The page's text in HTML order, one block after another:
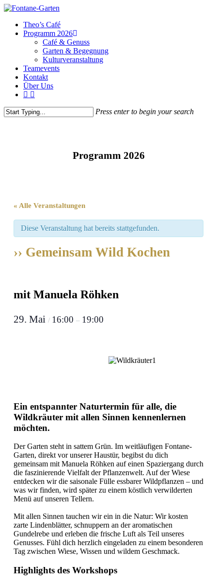
Theo’s Café
Programm 2026
Café & Genuss
Garten & Begegnung
Kulturveranstaltung
Teamevents
Kontakt
Über Uns
Press enter to begin your search
Programm 2026
« Alle Veranstaltungen
Diese Veranstaltung hat bereits stattgefunden.
›› Gemeinsam Wild Kochen
mit Manuela Röhken
29. Mai / 16:00 – 19:00
Ein entspannter Naturtermin für alle, die
Wildkräuter mit allen Sinnen kennenlernen
möchten.
Der Garten steht in sattem Grün. Im weitläufigen Fontane-
Garten, direkt vor unserer Haustür, begibst du dich
gemeinsam mit Manuela Röhken auf einen Spaziergang durch
die faszinierende Vielfalt der Pflanzenwelt. Auf der Wiese
entdecken wir die saisonale Fülle essbarer Wildpflanzen – und
was wir finden, wird später zu einem köstlich verwilderten
Menü auf unseren Tellern.
Mit allen Sinnen tauchen wir ein in die Natur: Wir kosten
zarte Lindenblätter, schnuppern an der aromatischen
Gundelrebe und erleben die frische Luft als Teil unseres
Genusses. Fühl dich herzlich eingeladen zu einem besonderen
Tag zwischen Wiese, Wissen und wildem Geschmack.
Highlights des Workshops